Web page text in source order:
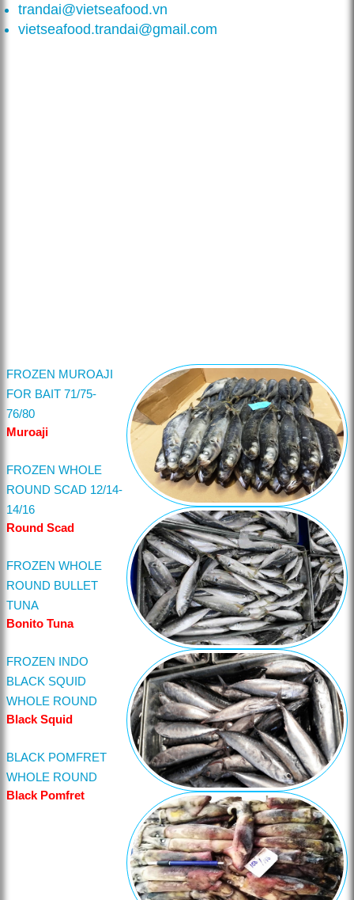
trandai@vietseafood.vn
vietseafood.trandai@gmail.com
FROZEN MUROAJI
FOR BAIT 71/75-
76/80
Muroaji
FROZEN WHOLE
ROUND SCAD 12/14-
14/16
Round Scad
FROZEN WHOLE
ROUND BULLET
TUNA
Bonito Tuna
FROZEN INDO
BLACK SQUID
WHOLE ROUND
Black Squid
BLACK POMFRET
WHOLE ROUND
Black Pomfret